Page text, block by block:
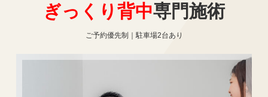
ぎっくり背中専門施術
ご予約優先制 ｜駐車場2台あり